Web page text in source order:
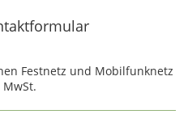
Festnetz und Mobilfunknetz